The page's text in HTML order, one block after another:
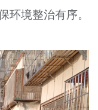
境整治有序。